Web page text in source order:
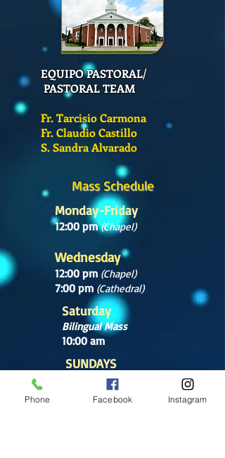
EQUIPO PASTORAL/
PASTORAL TEAM
Fr. Tarcisio Carmona
Fr. Claudio Castillo
S. Sandra Alvarado
Mass Schedule
Monday-Friday
12:00 pm(Chapel)
Wednesday
12:00 pm (Chapel)
7:00 pm (Cathedral)
Saturday
Bilingual Mass
10:00 am
SUNDAYS
8:30 am
(Cathedral)
Phone Facebook Instagram